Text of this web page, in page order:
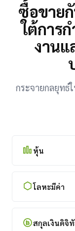
ซื้อขาย
ใต้การ
งานแ
กระจายกลยุท
หุ้น
โลหะมีค่า
สกุลเงินดิจิ